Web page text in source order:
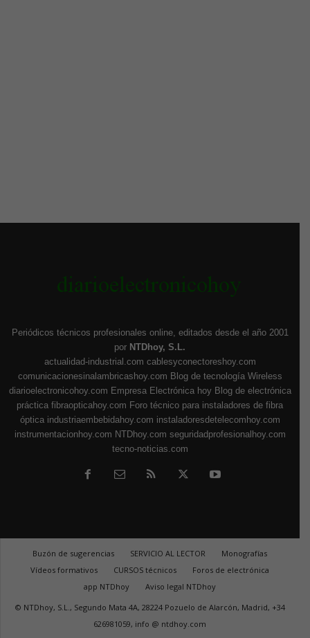
Periódicos técnicos profesionales online, editados desde el año 2001
por NTDhoy, S.L.
actualidad-industrial.com cablesyconectoreshoy.com
comunicacionesinalambricashoy.com Blog de tecnología Wireless
diarioelectronicohoy.com Empresa Electrónica hoy Blog de electrónica
práctica fibraopticahoy.com Foro técnico para instaladores de fibra
óptica industriaembebidahoy.com instaladoresdetelecomhoy.com
instrumentacionhoy.com NTDhoy.com seguridadprofesionalhoy.com
tecno-noticias.com
Buzón de sugerencias SERVICIO AL LECTOR
Monografías
Vídeos formativos
CURSOS técnicos
Foros de electrónica
app NTDhoy
Aviso legal NTDhoy
© NTDhoy, S.L., Segundo Mata 4A, 28224 Pozuelo de Alarcón, Madrid, +34
626981059, info @ ntdhoy.com